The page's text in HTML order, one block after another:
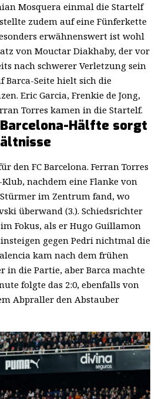
Mosquera einmal die Startelf
zudem auf eine Fünferkette
erwähnenswert ist wohl
von Mouctar Diakhaby, der vor
nach schwerer Verletzung sein
Barca-Seite hielt sich die
Eric Garcia, Frenkie de Jong,
Torres kamen in die Startelf.
Hälfte sorgt
den FC Barcelona. Ferran Torres
nachdem eine Flanke von
im Zentrum fand, wo
überwand (3.). Schiedsrichter
Fokus, als er Hugo Guillamon
gegen Pedri nichtmal die
kam nach dem frühen
in die Partie, aber Barca machte
folgte das 2:0, ebenfalls von
Abpraller den Abstauber